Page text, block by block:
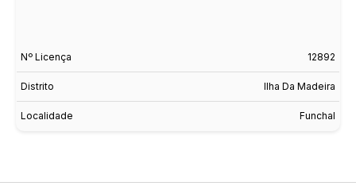
Nº Licença 12892
Distrito Ilha Da Madeira
Localidade Funchal